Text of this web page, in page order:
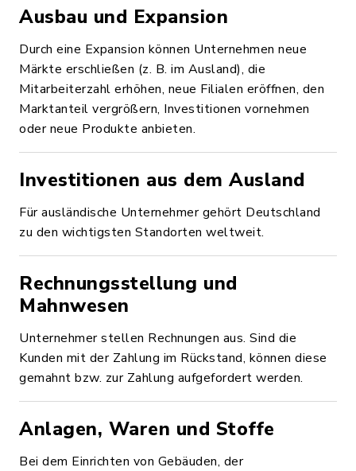
Ausbau und Expansion
Durch eine Expansion können Unternehmen neue
Märkte erschließen (z. B. im Ausland), die
Mitarbeiterzahl erhöhen, neue Filialen eröffnen, den
Marktanteil vergrößern, Investitionen vornehmen
oder neue Produkte anbieten.
Investitionen aus dem Ausland
Für ausländische Unternehmer gehört Deutschland
zu den wichtigsten Standorten weltweit.
Rechnungsstellung und
Mahnwesen
Unternehmer stellen Rechnungen aus. Sind die
Kunden mit der Zahlung im Rückstand, können diese
gemahnt bzw. zur Zahlung aufgefordert werden.
Anlagen, Waren und Stoffe
Bei dem Einrichten von Gebäuden, der